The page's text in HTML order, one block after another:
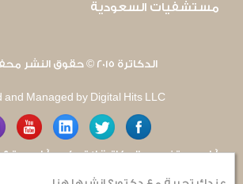
مستشفيات السعودية
الدكاترة 2015 © حقوق النشر محفوظة
and Managed by Digital Hits LLC
آراء مستخدمى الدكاترة لا تعكس آراء موقع
العامل به. يتم بذل قصارى الجهد لضمان